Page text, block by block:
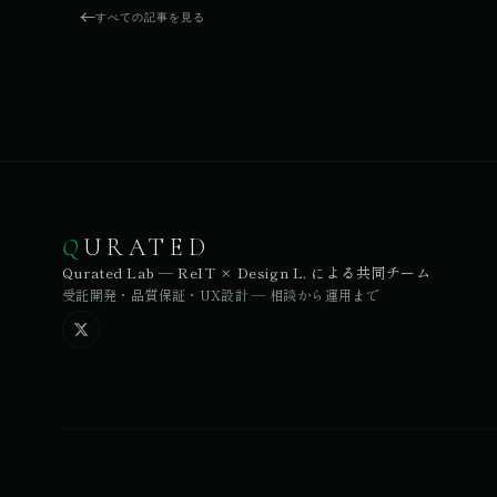
すべての記事を見る
Q URATED
Qurated Lab — ReIT × Design L. による共同チーム
受託開発・品質保証・UX設計 — 相談から運用まで